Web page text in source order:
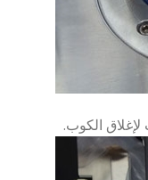
الكوب.